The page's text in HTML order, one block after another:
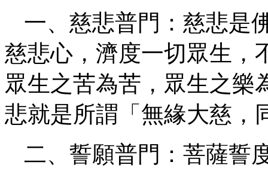
一、慈悲普門：慈悲是
慈悲心，濟度一切眾生，
眾生之苦為苦，眾生之樂
悲就是所謂「無緣大慈，
二、誓願普門：菩薩誓